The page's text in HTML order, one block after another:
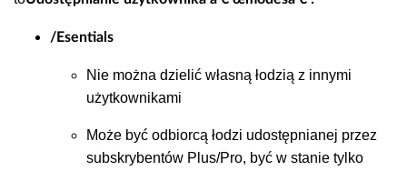
/Esentials
Nie można dzielić własną łodzią z innymi
użytkownikami
Może być odbiorcą łodzi udostępnianej przez
subskrybentów Plus/Pro, być w stanie tylko